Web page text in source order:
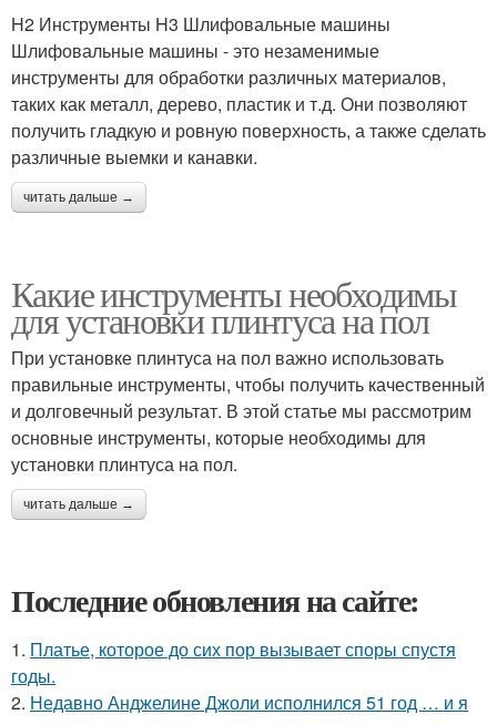
H2 Инструменты H3 Шлифовальные машины
Шлифовальные машины - это незаменимые
инструменты для обработки различных материалов,
таких как металл, дерево, пластик и т.д. Они позволяют
получить гладкую и ровную поверхность, а также сделать
различные выемки и канавки.
читать дальше →
Какие инструменты необходимы
для установки плинтуса на пол
При установке плинтуса на пол важно использовать
правильные инструменты, чтобы получить качественный
и долговечный результат. В этой статье мы рассмотрим
основные инструменты, которые необходимы для
установки плинтуса на пол.
читать дальше →
Последние обновления на сайте:
1. Платье, которое до сих пор вызывает споры спустя
годы.
2. Недавно Анджелине Джоли исполнился 51 год … и я